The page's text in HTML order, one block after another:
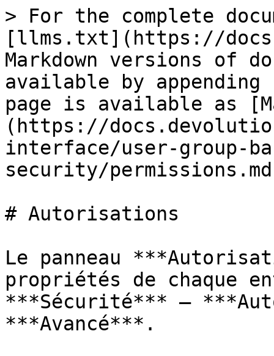
> For the complete
[llms.txt](https://
Markdown versions of
available by
page is available as
(https://
interface/user-group-
security/
# Autorisations
Le panneau
propriétés de chaque
***Sécurité*** –
***Avancé***.